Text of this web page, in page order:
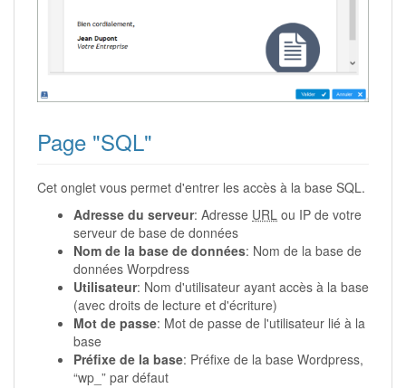
Page "SQL"
Cet onglet vous permet d'entrer les accès à la base SQL.
Adresse du serveur: Adresse URL ou IP de votre
serveur de base de données
Nom de la base de données: Nom de la base de
données Worpdress
Utilisateur: Nom d'utilisateur ayant accès à la base
(avec droits de lecture et d'écriture)
Mot de passe: Mot de passe de l'utilisateur lié à la
base
Préfixe de la base: Préfixe de la base Wordpress,
“wp_” par défaut